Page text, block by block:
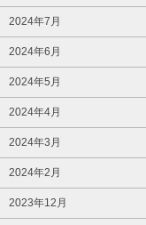
2024年7月
2024年6月
2024年5月
2024年4月
2024年3月
2024年2月
2023年12月